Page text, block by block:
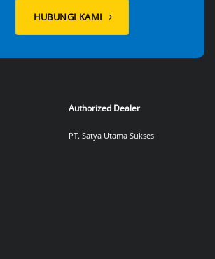
HUBUNGI KAMI
Authorized Dealer
PT. Satya Utama Sukses